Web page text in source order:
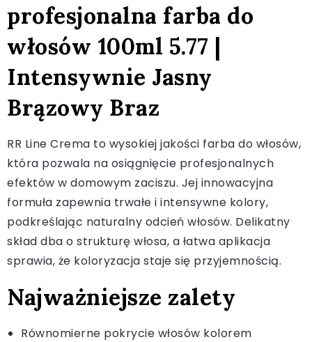
profesjonalna farba do
włosów 100ml 5.77 |
Intensywnie Jasny
Brązowy Braz
RR Line Crema to wysokiej jakości farba do włosów,
która pozwala na osiągnięcie profesjonalnych
efektów w domowym zaciszu. Jej innowacyjna
formuła zapewnia trwałe i intensywne kolory,
podkreślając naturalny odcień włosów. Delikatny
skład dba o strukturę włosa, a łatwa aplikacja
sprawia, że koloryzacja staje się przyjemnością.
Najważniejsze zalety
Równomierne pokrycie włosów kolorem